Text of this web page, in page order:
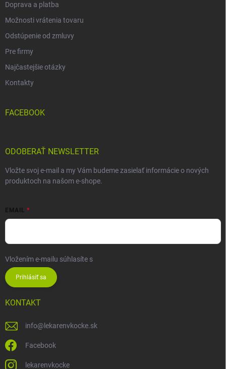
Doprava a platba
Možnosti vrátenia tovaru
Odstúpenie od zmluvy
Pre firmy
Najčastejšie otázky
Kontakty
FACEBOOK
ODOBERAŤ NEWSLETTER
Vložte svoj e-mail a my Vám budeme zasielať informácie o nových
produktoch na našom e-shope.
EMAIL
Vložením e-mailu súhlasíte s
Prihlásiť sa
KONTAKT
info@ lekarenvkocke.sk
Facebook
lekarenvkocke